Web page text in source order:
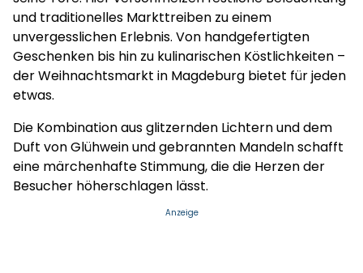
und traditionelles Markttreiben zu einem
unvergesslichen Erlebnis. Von handgefertigten
Geschenken bis hin zu kulinarischen Köstlichkeiten –
der Weihnachtsmarkt in Magdeburg bietet für jeden
etwas.
Die Kombination aus glitzernden Lichtern und dem
Duft von Glühwein und gebrannten Mandeln schafft
eine märchenhafte Stimmung, die die Herzen der
Besucher höherschlagen lässt.
Anzeige